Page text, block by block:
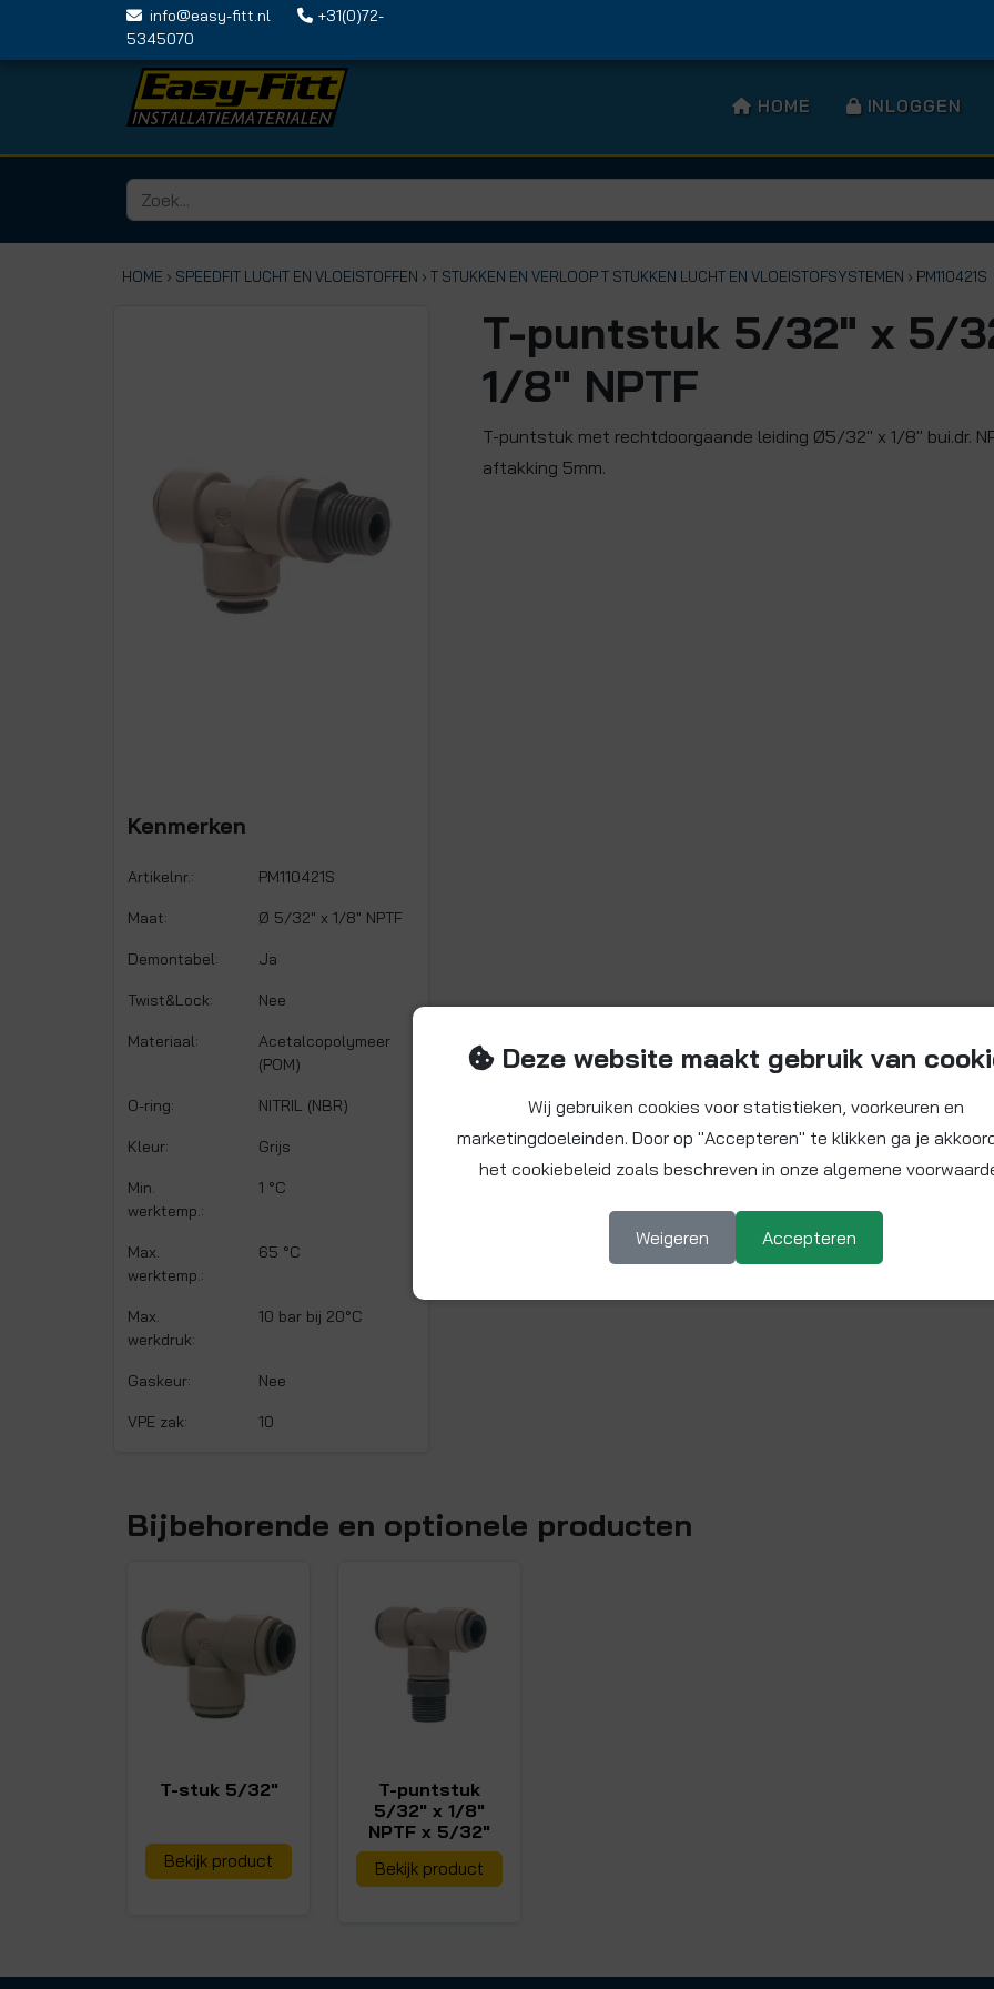
info@easy-fitt.nl
+31(0)72-
5345070
HOME INLOGGEN
HOME › SPEEDFIT LUCHT EN VLOEISTOFFEN › T STUKKEN EN VERLOOP T STUKKEN LUCHT EN VLOEISTOFSYSTEMEN › PM110421S
Kenmerken
Artikelnr.: PM110421S
Maat: Ø 5/32" x 1/8" NPTF
Demontabel: Ja
Twist&Lock: Nee
Materiaal:
Acetalcopolymeer
(POM)
O-ring: NITRIL (NBR)
Kleur: Grijs
Min.
werktemp.:
1 °C
Max.
werktemp.:
65 °C
Max.
werkdruk:
10 bar bij 20°C
Gaskeur: Nee
VPE zak: 10
T-puntstuk 5/32" x 5/
1/8" NPTF
T-puntstuk met rechtdoorgaande leiding Ø5/32" x 1/8" bui.dr.
aftakking 5mm.
Bijbehorende en optionele producten
T-stuk 5/32"
Bekijk product
T-puntstuk
5/32" x 1/8"
NPTF x 5/32"
Bekijk product
Deze website maakt gebruik van
Wij gebruiken cookies voor statistieken, voorkeuren en
marketingdoeleinden. Door op "Accepteren" te klikken ga je
het cookiebeleid zoals beschreven in onze algemene
Weigeren Accepteren